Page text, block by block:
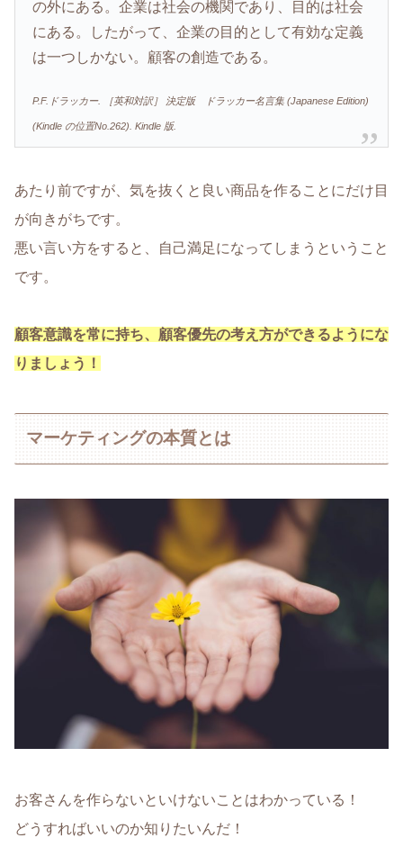
の外にある。企業は社会の機関であり、目的は社会
にある。したがって、企業の目的として有効な定義
は一つしかない。顧客の創造である。
P.F.ドラッカー. ［英和対訳］ 決定版 ドラッカー名言集 (Japanese Edition)
(Kindle の位置No.262). Kindle 版.
あたり前ですが、気を抜くと良い商品を作ることにだけ目
が向きがちです。
悪い言い方をすると、自己満足になってしまうということ
です。
顧客意識を常に持ち、顧客優先の考え方ができるようにな
りましょう！
マーケティングの本質とは
お客さんを作らないといけないことはわかっている！
どうすればいいのか知りたいんだ！